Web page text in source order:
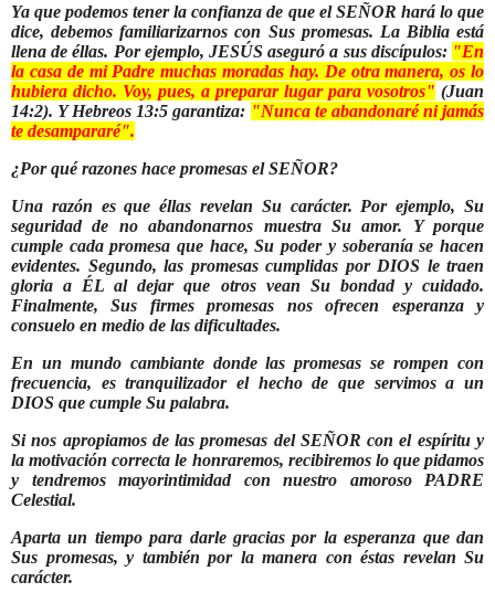
Ya que podemos tener la confianza de que el SEÑOR hará lo que
dice, debemos familiarizarnos con Sus promesas. La Biblia está
llena de éllas. Por ejemplo, JESÚS aseguró a sus discípulos: "En
la casa de mi Padre muchas moradas hay. De otra manera, os lo
hubiera dicho. Voy, pues, a preparar lugar para vosotros" (Juan
14:2). Y Hebreos 13:5 garantiza: "Nunca te abandonaré ni jamás
te desampararé".
¿Por qué razones hace promesas el SEÑOR?
Una razón es que éllas revelan Su carácter. Por ejemplo, Su
seguridad de no abandonarnos muestra Su amor. Y porque
cumple cada promesa que hace, Su poder y soberanía se hacen
evidentes. Segundo, las promesas cumplidas por DIOS le traen
gloria a ÉL al dejar que otros vean Su bondad y cuidado.
Finalmente, Sus firmes promesas nos ofrecen esperanza y
consuelo en medio de las dificultades.
En un mundo cambiante donde las promesas se rompen con
frecuencia, es tranquilizador el hecho de que servimos a un
DIOS que cumple Su palabra.
Si nos apropiamos de las promesas del SEÑOR con el espíritu y
la motivación correcta le honraremos, recibiremos lo que pidamos
y tendremos mayorintimidad con nuestro amoroso PADRE
Celestial.
Aparta un tiempo para darle gracias por la esperanza que dan
Sus promesas, y también por la manera con éstas revelan Su
carácter.